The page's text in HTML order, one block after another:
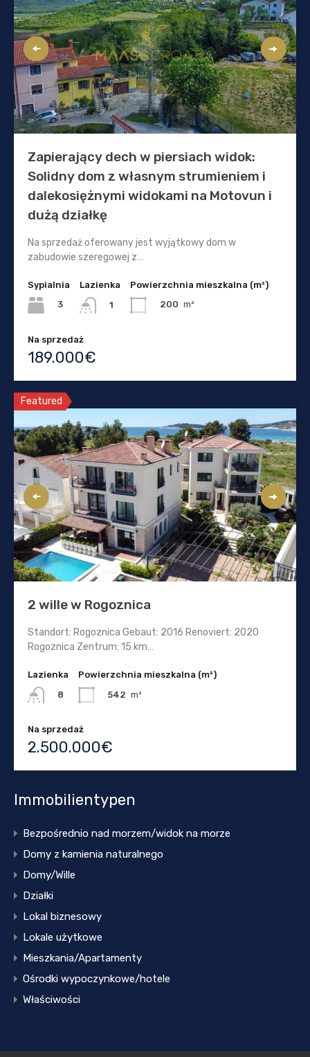
Zapierający dech w piersiach widok:
Solidny dom z własnym strumieniem i
dalekosiężnymi widokami na Motovun i
dużą działkę
Na sprzedaż oferowany jest wyjątkowy dom w
zabudowie szeregowej z…
Sypialnia
3
Lazienka
1
Powierzchnia mieszkalna (m²)
200 m²
Na sprzedaż
189.000€
Featured
2 wille w Rogoznica
Standort: Rogoznica Gebaut: 2016 Renoviert: 2020
Rogoznica Zentrum: 15 km…
Lazienka
8
Powierzchnia mieszkalna (m²)
542 m²
Na sprzedaż
2.500.000€
Immobilientypen
Bezpośrednio nad morzem/widok na morze
Domy z kamienia naturalnego
Domy/Wille
Działki
Lokal biznesowy
Lokale użytkowe
Mieszkania/Apartamenty
Ośrodki wypoczynkowe/hotele
Właściwości